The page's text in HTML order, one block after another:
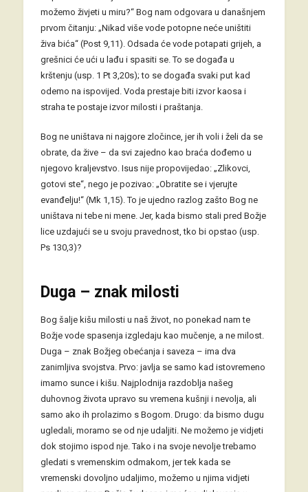
možemo živjeti u miru?“ Bog nam odgovara u današnjem
prvom čitanju: „Nikad više vode potopne neće uništiti
živa bića“ (Post 9,11). Odsada će vode potapati grijeh, a
grešnici će ući u lađu i spasiti se. To se događa u
krštenju (usp. 1 Pt 3,20s); to se događa svaki put kad
odemo na ispovijed. Voda prestaje biti izvor kaosa i
straha te postaje izvor milosti i praštanja.
Bog ne uništava ni najgore zločince, jer ih voli i želi da se
obrate, da žive – da svi zajedno kao braća dođemo u
njegovo kraljevstvo. Isus nije propovijedao: „Zlikovci,
gotovi ste“, nego je pozivao: „Obratite se i vjerujte
evanđelju!“ (Mk 1,15). To je ujedno razlog zašto Bog ne
uništava ni tebe ni mene. Jer, kada bismo stali pred Božje
lice uzdajući se u svoju pravednost, tko bi opstao (usp.
Ps 130,3)?
Duga – znak milosti
Bog šalje kišu milosti u naš život, no ponekad nam te
Božje vode spasenja izgledaju kao mučenje, a ne milost.
Duga – znak Božjeg obećanja i saveza – ima dva
zanimljiva svojstva. Prvo: javlja se samo kad istovremeno
imamo sunce i kišu. Najplodnija razdoblja našeg
duhovnog života upravo su vremena kušnji i nevolja, ali
samo ako ih prolazimo s Bogom. Drugo: da bismo dugu
ugledali, moramo se od nje udaljiti. Ne možemo je vidjeti
dok stojimo ispod nje. Tako i na svoje nevolje trebamo
gledati s vremenskim odmakom, jer tek kada se
vremenski dovoljno udaljimo, možemo u njima vidjeti